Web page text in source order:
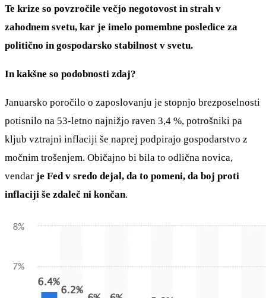
Te krize so povzročile večjo negotovost in strah v
zahodnem svetu, kar je imelo pomembne posledice za
politično in gospodarsko stabilnost v svetu.
In kakšne so podobnosti zdaj?
Januarsko poročilo o zaposlovanju je stopnjo brezposelnosti
potisnilo na 53-letno najnižjo raven 3,4 %, potrošniki pa
kljub vztrajni inflaciji še naprej podpirajo gospodarstvo z
močnim trošenjem. Običajno bi bila to odlična novica,
vendar je Fed v sredo dejal, da to pomeni, da boj proti
inflaciji še zdaleč ni končan.